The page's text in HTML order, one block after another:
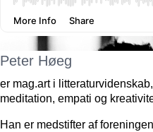
Peter Høeg
er mag.art i
meditation, empati og
Han er medstifter af